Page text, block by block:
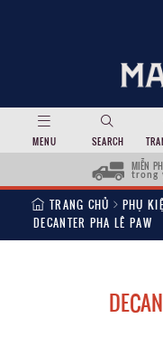
MENU SEARCH
MIỄN
trong
TRANG CHỦ PHỤ
DECANTER PHA LÊ PAW